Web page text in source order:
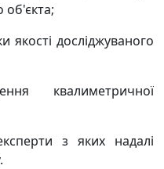
об'єкта;
якості досліджуваного
квалиметричної
з яких надалі